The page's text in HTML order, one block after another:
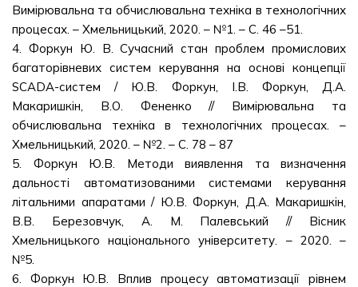
Вимірювальна та обчислювальна техніка в технологічних
процесах. – Хмельницький, 2020. – №1. – С. 46 –51.
4. Форкун Ю. В. Сучасний стан проблем промислових
багаторівневих систем керування на основі концепції
SCADA-систем / Ю.В. Форкун, І.В. Форкун, Д.А.
Макаришкін, В.О. Фененко // Вимірювальна та
обчислювальна техніка в технологічних процесах. –
Хмельницький, 2020. – №2. – С. 78 – 87
5. Форкун Ю.В. Методи виявлення та визначення
дальності автоматизованими системами керування
літальними апаратами / Ю.В. Форкун, Д.А. Макаришкін,
В.В. Березовчук, А. М. Палевський // Вісник
Хмельницького національного університету. – 2020. –
№5.
6. Форкун Ю.В. Вплив процесу автоматизації рівнем